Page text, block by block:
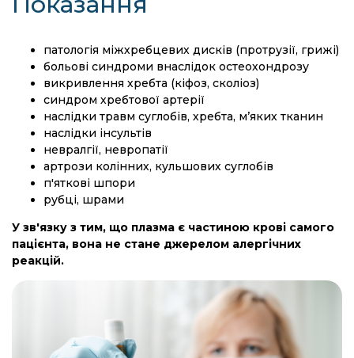
патологія міжхребцевих дисків (протрузії, грижі)
больові синдроми внаслідок остеохондрозу
викривлення хребта (кіфоз, сколіоз)
синдром хребтової артерії
наслідки травм суглобів, хребта, м’яких тканин
наслідки інсультів
невралгії, невропатії
артрози колінних, кульшових суглобів
п'яткові шпори
рубці, шрами
У зв'язку з тим, що плазма є частиною крові самого
пацієнта, вона не стане джерелом алергічних
реакцій.